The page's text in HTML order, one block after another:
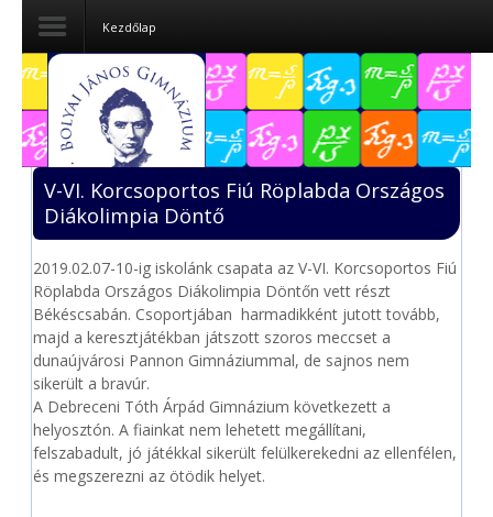
Dokumentumok
Felvételizőknek
Pályázatok
Közérdekű
adatok
Tanárjelölteknek
Kezdőlap
V-VI. Korcsoportos Fiú Röplabda Országos
Diákolimpia Döntő
2019.02.07-10-ig iskolánk csapata az V-VI. Korcsoportos Fiú
Röplabda Országos Diákolimpia Döntőn vett részt
Békéscsabán. Csoportjában harmadikként jutott tovább,
majd a keresztjátékban játszott szoros meccset a
dunaújvárosi Pannon Gimnáziummal, de sajnos nem
sikerült a bravúr.
A Debreceni Tóth Árpád Gimnázium következett a
helyosztón. A fiainkat nem lehetett megállítani,
felszabadult, jó játékkal sikerült felülkerekedni az ellenfélen,
és megszerezni az ötödik helyet.